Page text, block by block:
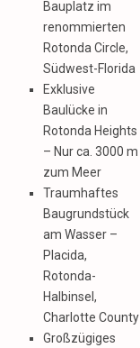
Bauplatz im
renommierten
Rotonda Circle,
Südwest-Florida
Exklusive
Baulücke in
Rotonda Heights
– Nur ca. 3000 m
zum Meer
Traumhaftes
Baugrundstück
am Wasser –
Placida,
Rotonda-
Halbinsel,
Charlotte County
Großzügiges